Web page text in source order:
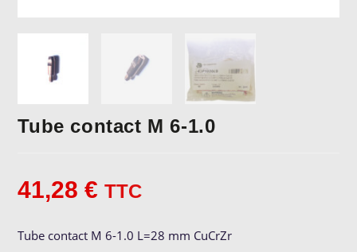
Tube contact M 6-1.0
41,28€ TTC
Tube contact M 6-1.0 L=28 mm CuCrZr